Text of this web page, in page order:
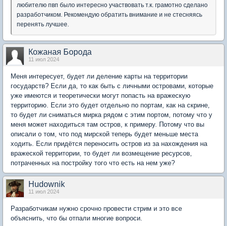
любителю пвп было интересно участвовать т.к. грамотно сделано
разработчиком. Рекомендую обратить внимание и не стесняясь
перенять лучшее.
Кожаная Борода
11 июл 2024
Меня интересует, будет ли деление карты на территории
государств? Если да, то как быть с личными островами, которые
уже имеются и теоретически могут попасть на вражескую
территорию. Если это будет отдельно по портам, как на скрине,
то будет ли сниматься мирка рядом с этим портом, потому что у
меня может находиться там остров, к примеру. Потому что вы
описали о том, что под мирской теперь будет меньше места
ходить. Если придётся переносить остров из за нахождения на
вражеской территории, то будет ли возмещение ресурсов,
потраченных на постройку того что есть на нем уже?
Hudownik
11 июл 2024
Разработчикам нужно срочно провести стрим и это все
объяснить, что бы отпали многие вопроси.